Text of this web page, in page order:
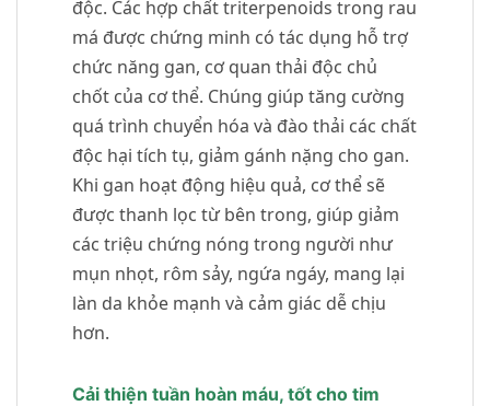
độc. Các hợp chất triterpenoids trong rau
má được chứng minh có tác dụng hỗ trợ
chức năng gan, cơ quan thải độc chủ
chốt của cơ thể. Chúng giúp tăng cường
quá trình chuyển hóa và đào thải các chất
độc hại tích tụ, giảm gánh nặng cho gan.
Khi gan hoạt động hiệu quả, cơ thể sẽ
được thanh lọc từ bên trong, giúp giảm
các triệu chứng nóng trong người như
mụn nhọt, rôm sảy, ngứa ngáy, mang lại
làn da khỏe mạnh và cảm giác dễ chịu
hơn.
Cải thiện tuần hoàn máu, tốt cho tim